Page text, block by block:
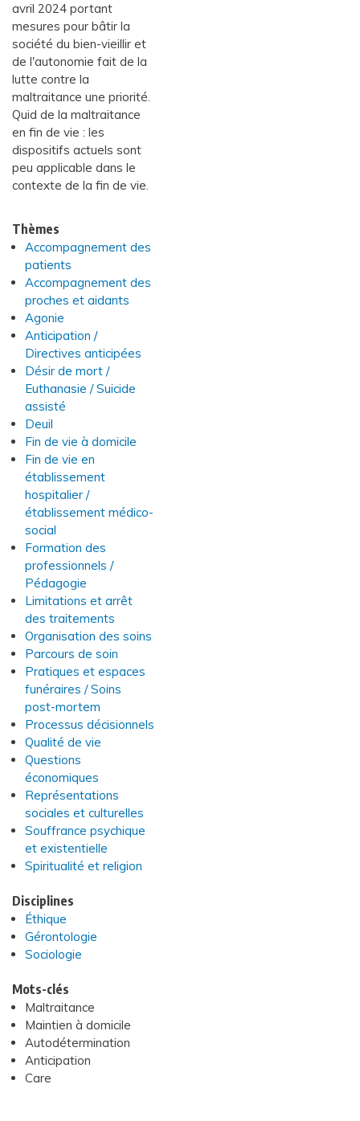
avril 2024 portant
mesures pour bâtir la
société du bien-vieillir et
de l'autonomie fait de la
lutte contre la
maltraitance une priorité.
Quid de la maltraitance
en fin de vie : les
dispositifs actuels sont
peu applicable dans le
contexte de la fin de vie.
Thèmes
Accompagnement des
patients
Accompagnement des
proches et aidants
Agonie
Anticipation /
Directives anticipées
Désir de mort /
Euthanasie / Suicide
assisté
Deuil
Fin de vie à domicile
Fin de vie en
établissement
hospitalier /
établissement médico-
social
Formation des
professionnels /
Pédagogie
Limitations et arrêt
des traitements
Organisation des soins
Parcours de soin
Pratiques et espaces
funéraires / Soins
post-mortem
Processus décisionnels
Qualité de vie
Questions
économiques
Représentations
sociales et culturelles
Souffrance psychique
et existentielle
Spiritualité et religion
Disciplines
Éthique
Gérontologie
Sociologie
Mots-clés
Maltraitance
Maintien à domicile
Autodétermination
Anticipation
Care